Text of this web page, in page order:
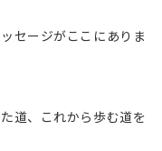
セージがここにありま
道、これから歩む道を